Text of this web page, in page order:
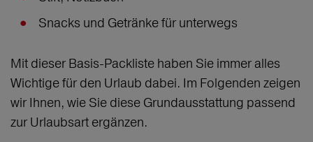
Snacks und Getränke für unterwegs
Mit dieser Basis-Packliste haben Sie immer alles
Wichtige für den Urlaub dabei. Im Folgenden zeigen
wir Ihnen, wie Sie diese Grundausstattung passend
zur Urlaubsart ergänzen.